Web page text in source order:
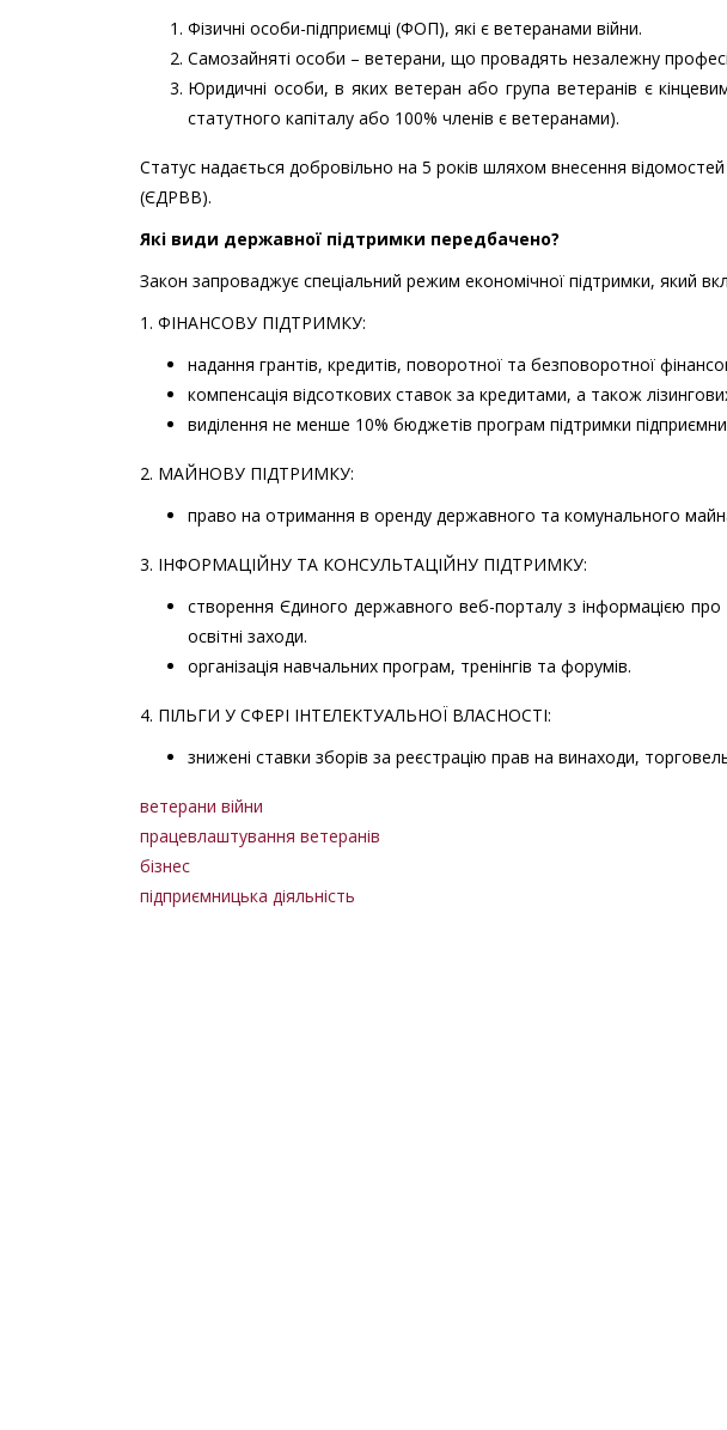
Фізичні особи-підприємці (ФОП), які є ветеранами війни.
Самозайняті особи – ветерани, що провадять незалежну
Юридичні особи, в яких ветеран або група ветеранів є
статутного капіталу або 100% членів є ветеранами).
Статус надається добровільно на 5 років шляхом внесення
(ЄДРВВ).
Які види державної підтримки передбачено?
Закон запроваджує спеціальний режим економічної підтримки, який
1. ФІНАНСОВУ ПІДТРИМКУ:
надання грантів, кредитів, поворотної та безповоротної
компенсація відсоткових ставок за кредитами, а також
виділення не менше 10% бюджетів програм підтримки
2. МАЙНОВУ ПІДТРИМКУ:
право на отримання в оренду державного та комунального
3. ІНФОРМАЦІЙНУ ТА КОНСУЛЬТАЦІЙНУ ПІДТРИМКУ:
створення Єдиного державного веб-порталу з інформацією про
освітні заходи.
організація навчальних програм, тренінгів та форумів.
4. ПІЛЬГИ У СФЕРІ ІНТЕЛЕКТУАЛЬНОЇ ВЛАСНОСТІ:
знижені ставки зборів за реєстрацію прав на винаходи,
ветерани війни
працевлаштування ветеранів
бізнес
підприємницька діяльність